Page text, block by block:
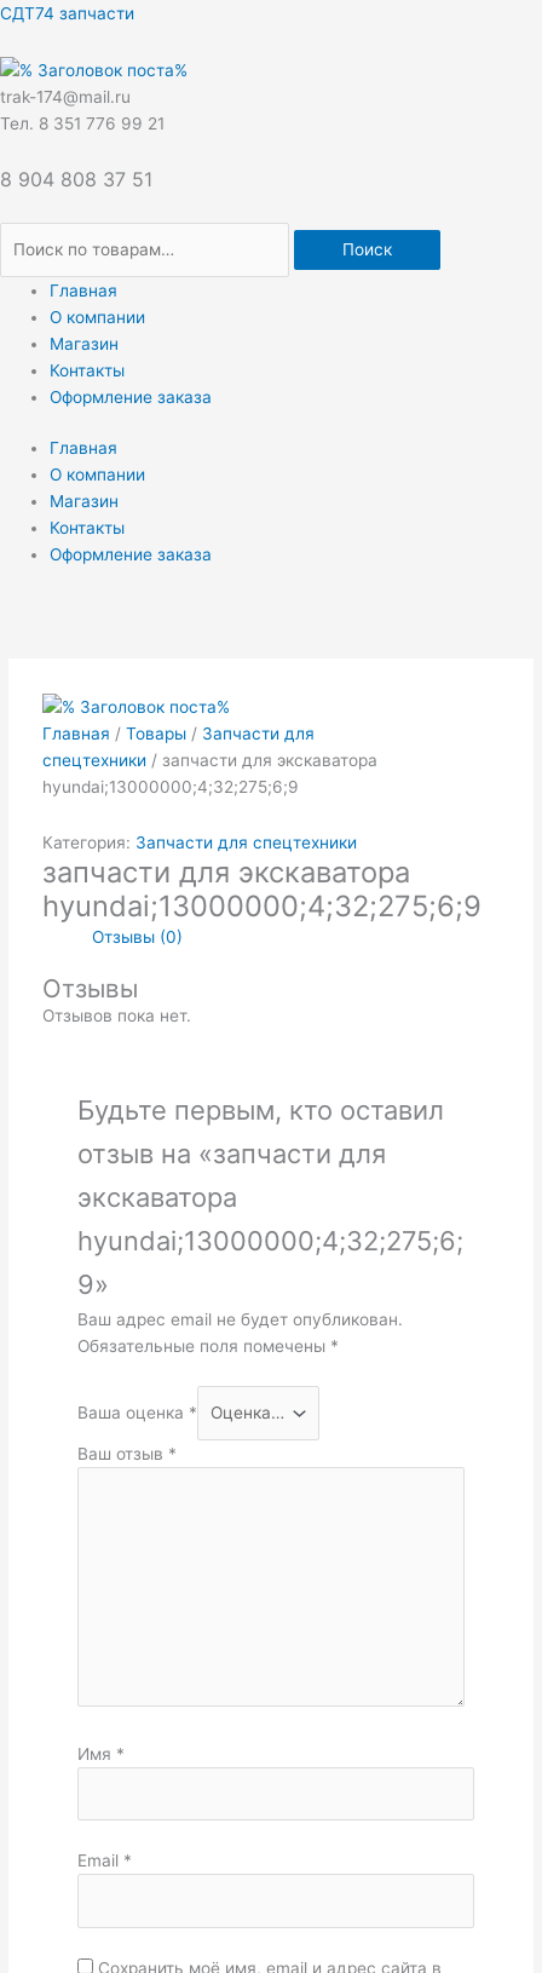
Перейти
содержимому
СДТ74 запчасти
trak-174@mail.ru
Тел. 8 351 776 99 21
8 904 808 37 51
Искать:
Поиск
Главная
О компании
Магазин
Контакты
Оформление заказа
Главная
О компании
Магазин
Контакты
Оформление заказа
Главная / Товары/ Запчасти для
спецтехники / запчасти для экскаватора
hyundai;13000000;4;32;275;6;9
Категория: Запчасти для спецтехники
запчасти для экскаватора
hyundai;13000000;4;32;275;6;9
Отзывы (0)
Отзывы
Отзывов пока нет.
Будьте первым, кто оставил
отзыв на «запчасти для
экскаватора
hyundai;13000000;4;32;275;6;
9»
Ваш адрес email не будет опубликован.
Обязательные поля помечены *
Ваша оценка *
Ваш отзыв *
Имя *
Email *
Сохранить моё имя, email и адрес сайта в